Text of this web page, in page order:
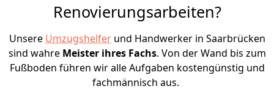
Renovierungsarbeiten?
Unsere Umzugshelferund Handwerker in Saarbrücken
sind wahre Meister ihres Fachs. Von der Wand bis zum
Fußboden führen wir alle Aufgaben kostengünstig und
fachmännisch aus.